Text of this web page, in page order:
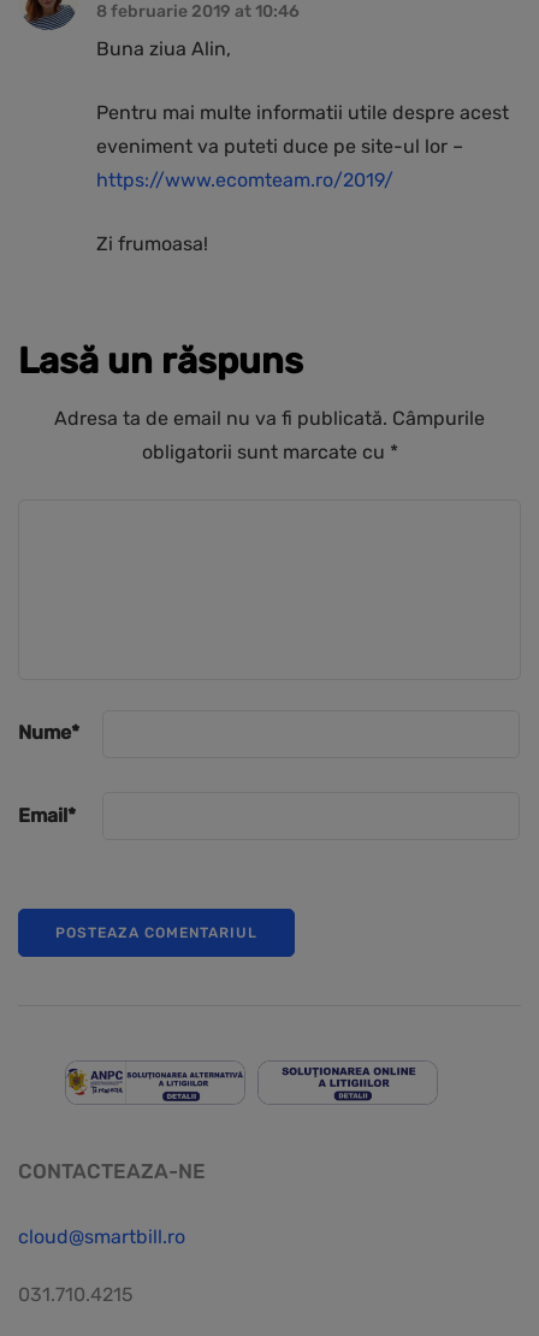
8 februarie 2019 at 10:46
Buna ziua Alin,
Pentru mai multe informatii utile despre acest
eveniment va puteti duce pe site-ul lor –
https://www.ecomteam.ro/2019/
Zi frumoasa!
Lasă un răspuns
Adresa ta de email nu va fi publicată. Câmpurile
obligatorii sunt marcate cu *
Nume*
Email*
CONTACTEAZA-NE
cloud@smartbill.ro
031.710.4215